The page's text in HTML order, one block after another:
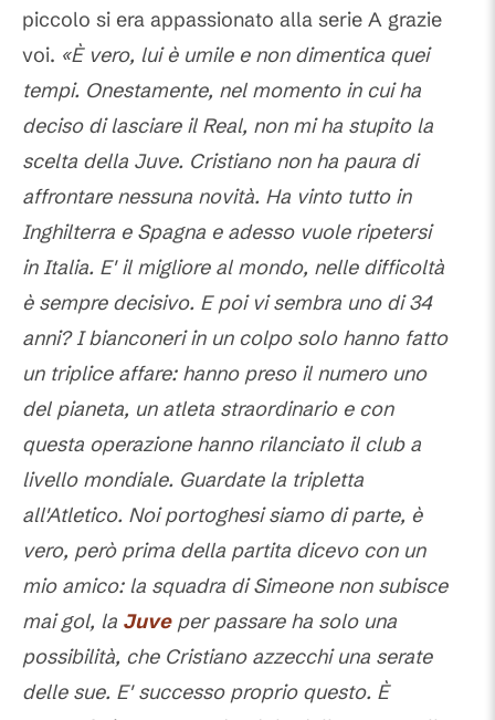
piccolo si era appassionato alla serie A grazie
voi. «È vero, lui è umile e non dimentica quei
tempi. Onestamente, nel momento in cui ha
deciso di lasciare il Real, non mi ha stupito la
scelta della Juve. Cristiano non ha paura di
affrontare nessuna novità. Ha vinto tutto in
Inghilterra e Spagna e adesso vuole ripetersi
in Italia. E' il migliore al mondo, nelle difficoltà
è sempre decisivo. E poi vi sembra uno di 34
anni? I bianconeri in un colpo solo hanno fatto
un triplice affare: hanno preso il numero uno
del pianeta, un atleta straordinario e con
questa operazione hanno rilanciato il club a
livello mondiale. Guardate la tripletta
all'Atletico. Noi portoghesi siamo di parte, è
vero, però prima della partita dicevo con un
mio amico: la squadra di Simeone non subisce
mai gol, la Juveper passare ha solo una
possibilità, che Cristiano azzecchi una serate
delle sue. E' successo proprio questo. È